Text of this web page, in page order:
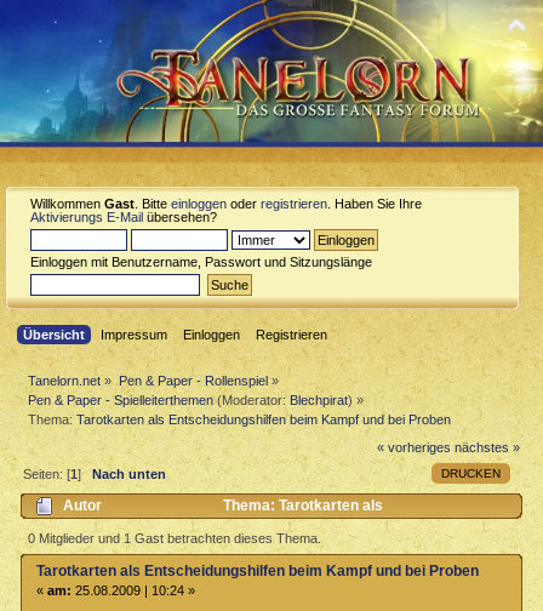
Willkommen Gast . Bitte einloggen oder registrieren . Haben Sie Ihre
Aktivierungs E-Mail übersehen?
Einloggen mit Benutzername, Passwort und Sitzungslänge
Übersicht Impressum Einloggen Registrieren
Tanelorn.net » Pen & Paper - Rollenspiel»
Pen & Paper - Spielleiterthemen(Moderator: Blechpirat) »
Thema:Tarotkarten als Entscheidungshilfen beim Kampf und bei Proben
« vorheriges nächstes »
DRUCKEN
Seiten: [1] Nach unten
Autor
Thema: Tarotkarten als
Entscheidungshilfen beim Kampf und bei Proben (Gelesen 9746 mal)
0 Mitglieder und 1 Gast betrachten dieses Thema.
Tarotkarten als Entscheidungshilfen beim Kampf und bei Proben
« am: 25.08.2009 | 10:24 »